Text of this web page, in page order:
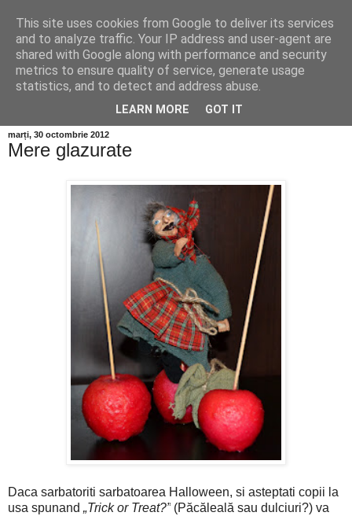
marți, 30 octombrie 2012
Mere glazurate
Daca sarbatoriti sarbatoarea Halloween, si asteptati copii la
usa spunand „Trick or Treat?” (Păcăleală sau dulciuri?) va
This site uses cookies from Google to deliver its services
and to analyze traffic. Your IP address and user-agent are
shared with Google along with performance and security
metrics to ensure quality of service, generate usage
statistics, and to detect and address abuse.
LEARN MORE GOT IT